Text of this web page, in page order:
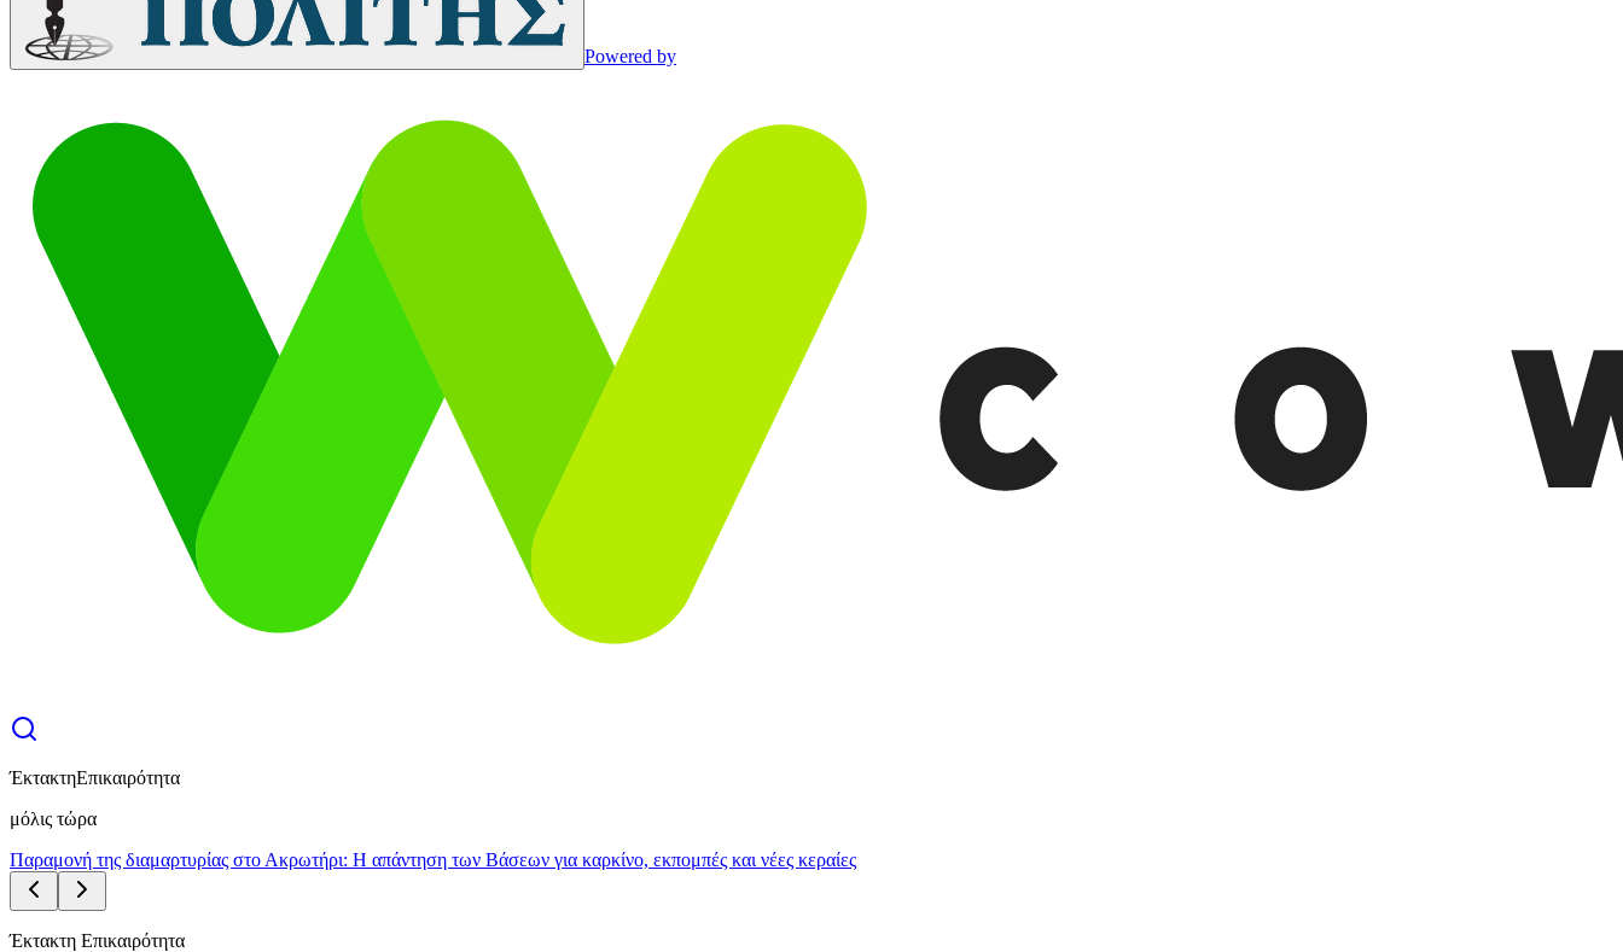
Powered by
ΈκτακτηΕπικαιρότητα
μόλις τώρα
Παραμονή της διαμαρτυρίας στο Ακρωτήρι: Η απάντηση των Βάσεων για καρκίνο, εκπομπές και νέες κεραίες
Έκτακτη Επικαιρότητα